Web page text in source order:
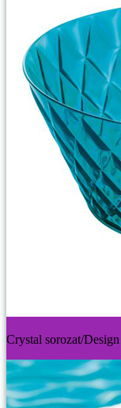
Crystal sorozat/